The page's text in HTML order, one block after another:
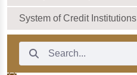
System of Credit Institutions
Search Bar